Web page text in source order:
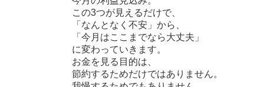
この3つが見えるだけで、
「なんとなく不安」から、
「今月はここまでなら大丈夫」
に変わっていきます。
お金を見る目的は、
節約するためだけではありません。